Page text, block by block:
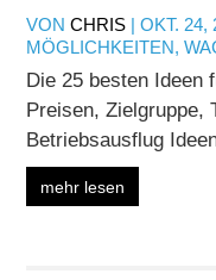
VONCHRIS |OKT. 24,
MÖGLICHKEITEN,
Die 25 besten Ideen
Preisen, Zielgruppe,
Betriebsausflug
mehr lesen